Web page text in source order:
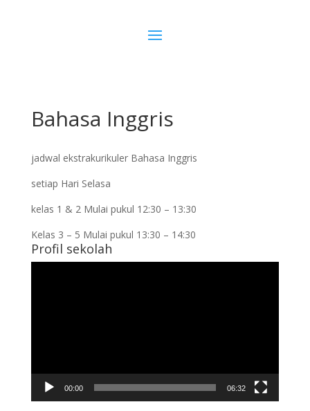
Bahasa Inggris
jadwal ekstrakurikuler Bahasa Inggris
setiap Hari Selasa
kelas 1 & 2 Mulai pukul 12:30 – 13:30
Kelas 3 – 5 Mulai pukul 13:30 – 14:30
Profil sekolah
00:00 06:32